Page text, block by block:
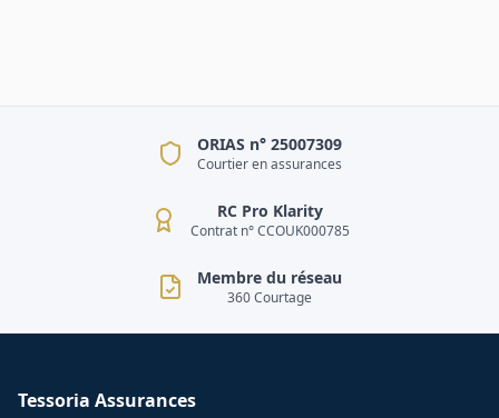
ORIAS n° 25007309
Courtier en assurances
RC Pro Klarity
Contrat n° CCOUK000785
Membre du réseau
360 Courtage
Tessoria Assurances